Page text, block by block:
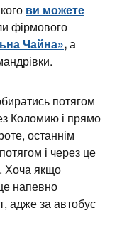
потягом
Коломию і прямо
останнім
і через це
напевно
адже за автобус
так як
варіантів з
чи дві в час
не надто